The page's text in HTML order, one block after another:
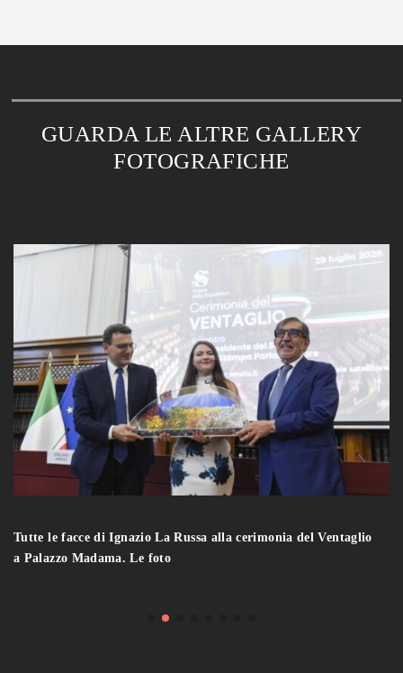
GUARDA LE ALTRE GALLERY
FOTOGRAFICHE
Tutte le facce di Ignazio La Russa alla cerimonia del Ventaglio
a Palazzo Madama. Le foto